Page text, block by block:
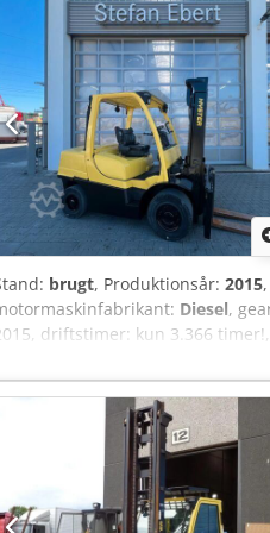
brugt, Produktionsår: 2015
Diesel,
driftstimer: kun 3.366
hydraulisk sideskift, dieselmotor
brug! Efter ønske kan
gerne. Yderligere information
Kabine, udlejning muligt.
Kontakt venligst Tobias Ebert for